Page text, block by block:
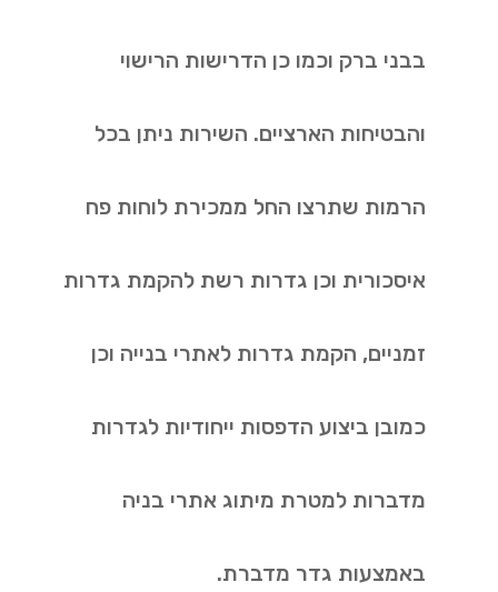
בבני ברק וכמו כן הדרישות הרישוי
והבטיחות הארציים. השירות ניתן בכל
הרמות שתרצו החל ממכירת לוחות פח
איסכורית וכן גדרות רשת להקמת גדרות
זמניים, הקמת גדרות לאתרי בנייה וכן
כמובן ביצוע הדפסות ייחודיות לגדרות
מדברות למטרת מיתוג אתרי בניה
באמצעות גדר מדברת.